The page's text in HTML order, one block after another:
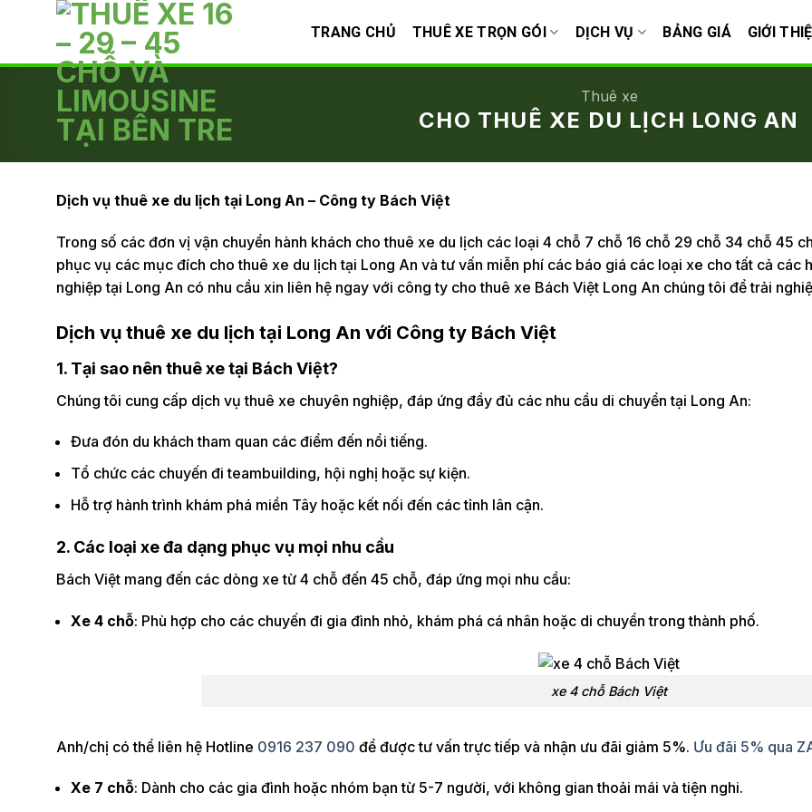
TRANG CHỦ THUÊ XE TRỌN GÓI DỊCH VỤ BẢNG GIÁ GIỚI
Thuê xe
CHO THUÊ XE DU LỊCH LONG AN
Dịch vụ thuê xe du lịch tại Long An – Công ty Bách Việt
Trong số các đơn vị vận chuyển hành khách cho thuê xe du lịch các loại 4 chỗ 7 chỗ 16 chỗ 29 chỗ 34 chỗ 45
phục vụ các mục đích cho thuê xe du lịch tại Long An và tư vấn miễn phí các báo giá các loại xe cho tất cả các
nghiệp tại Long An có nhu cầu xin liên hệ ngay với công ty cho thuê xe Bách Việt Long An chúng tôi để trải
Dịch vụ thuê xe du lịch tại Long An với Công ty Bách Việt
1. Tại sao nên thuê xe tại Bách Việt?
Chúng tôi cung cấp dịch vụ thuê xe chuyên nghiệp, đáp ứng đầy đủ các nhu cầu di chuyển tại Long An:
Đưa đón du khách tham quan các điểm đến nổi tiếng.
Tổ chức các chuyến đi teambuilding, hội nghị hoặc sự kiện.
Hỗ trợ hành trình khám phá miền Tây hoặc kết nối đến các tỉnh lân cận.
2. Các loại xe đa dạng phục vụ mọi nhu cầu
Bách Việt mang đến các dòng xe từ 4 chỗ đến 45 chỗ, đáp ứng mọi nhu cầu:
Xe 4 chỗ: Phù hợp cho các chuyến đi gia đình nhỏ, khám phá cá nhân hoặc di chuyển trong thành phố.
xe 4 chỗ Bách Việt
Anh/chị có thể liên hệ Hotline 0916 237 090 để được tư vấn trực tiếp và nhận ưu đãi giảm 5%. Ưu đãi 5% qua
Xe 7 chỗ: Dành cho các gia đình hoặc nhóm bạn từ 5-7 người, với không gian thoải mái và tiện nghi.